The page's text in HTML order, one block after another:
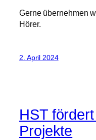
Gerne übernehmen
Hörer.
2. April 2024
HST
Projekte